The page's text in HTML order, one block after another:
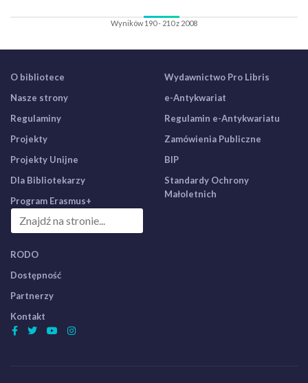
Wyników 190 - 210 z 2008
O bibliotece
Nasze strony
Regulaminy
Projekty
Projekty Unijne
Dla Bibliotekarzy
Program Erasmus+
Wydawnictwo Pro Libris
e-Antykwariat
Regulamin e-Antykwariatu
Zamówienia Publiczne
BIP
Standardy Ochrony
Małoletnich
RODO
Dostępność
Partnerzy
Kontakt